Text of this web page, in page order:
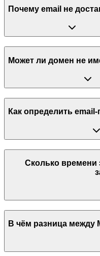
Почему email не
Может ли домен не
Как определить
Сколько времени
В чём разница между